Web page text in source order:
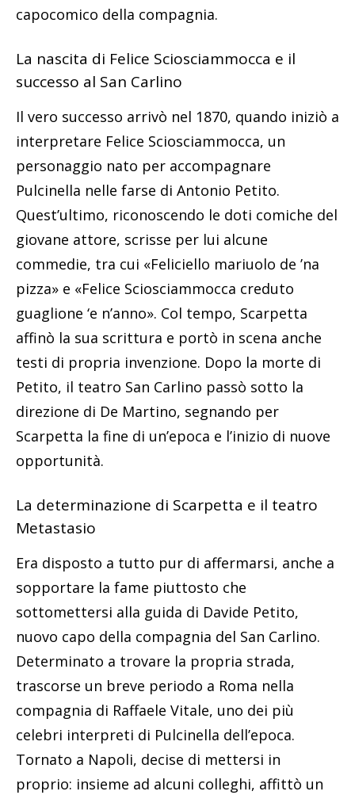
capocomico della compagnia.
La nascita di Felice Sciosciammocca e il
successo al San Carlino
Il vero successo arrivò nel 1870, quando iniziò a
interpretare Felice Sciosciammocca, un
personaggio nato per accompagnare
Pulcinella nelle farse di Antonio Petito.
Quest’ultimo, riconoscendo le doti comiche del
giovane attore, scrisse per lui alcune
commedie, tra cui «Feliciello mariuolo de ’na
pizza» e «Felice Sciosciammocca creduto
guaglione ‘e n’anno». Col tempo, Scarpetta
affinò la sua scrittura e portò in scena anche
testi di propria invenzione. Dopo la morte di
Petito, il teatro San Carlino passò sotto la
direzione di De Martino, segnando per
Scarpetta la fine di un’epoca e l’inizio di nuove
opportunità.
La determinazione di Scarpetta e il teatro
Metastasio
Era disposto a tutto pur di affermarsi, anche a
sopportare la fame piuttosto che
sottomettersi alla guida di Davide Petito,
nuovo capo della compagnia del San Carlino.
Determinato a trovare la propria strada,
trascorse un breve periodo a Roma nella
compagnia di Raffaele Vitale, uno dei più
celebri interpreti di Pulcinella dell’epoca.
Tornato a Napoli, decise di mettersi in
proprio: insieme ad alcuni colleghi, affittò un